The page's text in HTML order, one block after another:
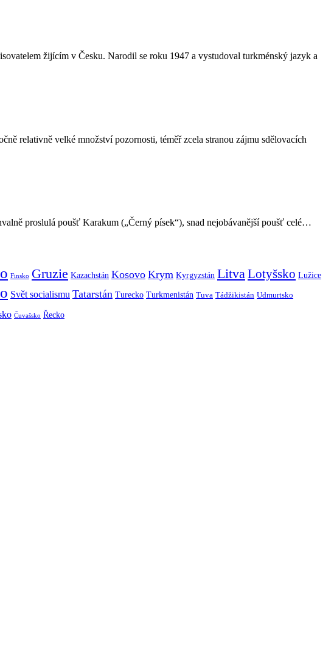
žijícím v Česku. Narodil se roku 1947 a vystudoval turkménský jazyk a
relativně velké množství pozornosti, téměř zcela stranou zájmu sdělovacích
proslulá poušť Karakum („Černý písek“), snad nejobávanější poušť celé…
Finsko Gruzie Kazachstán Kosovo Krym Kyrgyzstán Litva Lotyšsko Lužice
Svět socialismu Tatarstán Turecko Turkmenistán Tuva Tádžikistán Udmurtsko
Čuvašsko Řecko